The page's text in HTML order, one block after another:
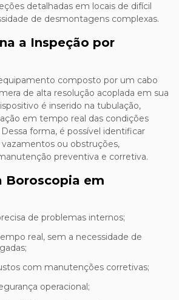
detalhadas em locais de difícil
de desmontagens complexas.
a Inspeção por
composto por um cabo
de alta resolução acoplada em sua
é inserido na tubulação,
em tempo real das condições
forma, é possível identificar
vazamentos ou obstruções,
preventiva e corretiva.
Boroscopia em
de problemas internos;
com manutenções corretivas;
operacional;